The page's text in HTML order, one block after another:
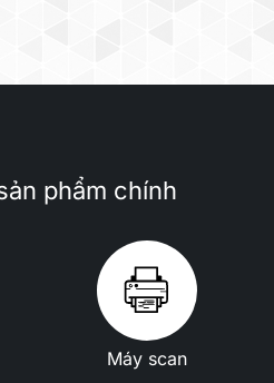
phẩm chính
Máy scan